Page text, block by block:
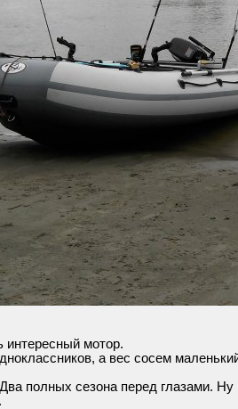
интересный мотор.
а вес сосем маленький
полных сезона перед глазами.